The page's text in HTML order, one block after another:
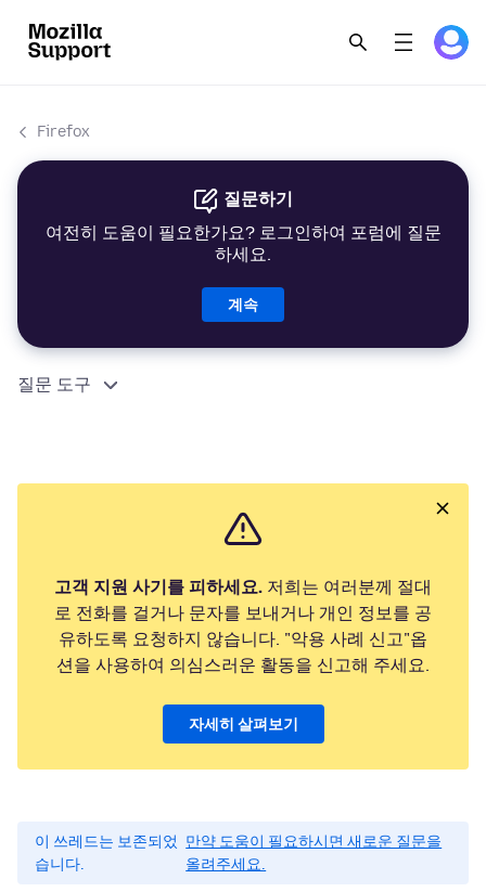
Firefox
질문하기
여전히 도움이 필요한가요? 로그인하여 포럼에 질문
하세요.
계속
질문 도구
고객 지원 사기를 피하세요. 저희는 여러분께 절대
로 전화를 걸거나 문자를 보내거나 개인 정보를 공
유하도록 요청하지 않습니다. "악용 사례 신고"옵
션을 사용하여 의심스러운 활동을 신고해 주세요.
자세히 살펴보기
이 쓰레드는 보존되었
습니다.
만약 도움이 필요하시면 새로운 질문을
올려주세요.